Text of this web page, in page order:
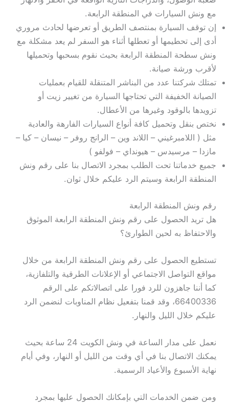
مع ونش السيارات في المنطقة الرابعة.
إن توقف السيارة بمنتصف الطريق أو تعرضها لحادث مروري
أدى إلى تحطيمها أو تعطلها أثناء هو السفر لم يعد مشكلة مع
ونش سطحة المنطقة الرابعة بحيث نقوم بسحبها وتحميلها
لأقرب ورشة صيانة.
تمتلك شركتنا عدد من البناشر المتنقلة للقيام بعمليات
الصيانة الخفيفة التي تحتاجها السيارة من تغيير زيت أو
تزويدها بالوقود وغيرها من الأعطال.
نختص بنقل وتحميل كافة أنواع السيارات الفارهة والعادية
مثل ( اللامبرغيني – اللاند وين – الرانج روفر – نيسان – كيا –
مازدا – مرسيدس – هيونداي – فولفو )
جميع خدماتنا تحت الطلب بمجرد الاتصال بنا على رقم ونش
المنطقة الرابعة وسيتم الرد عليكم خلال ثوان.
رقم ونش المنطقة الرابعة
هل تريد الحصول على رقم ونش المنطقة الرابعة الموثوق
والاحتفاظ به لحين الطوارئ؟
تستطيع الحصول على رقم ونش المنطقة الرابعة من خلال
مواقع التواصل الاجتماعي أو الإعلانات الطرقية والتلفازية،
كما أننا جاهزون للرد فورا على اتصالاتكم على الرقم
66400336، وقد قمنا بتفعيل نظام المناوبات لنضمن الرد
عليكم خلال الليل والنهار.
نعمل على مدار الساعة في ونش الكويت 24 ساعة بحيث
يمكنك الاتصال بنا في أي وقت من الليل أو النهار، وفي أيام
نهاية الأسبوع والأعياد الرسمية.
ومن ضمن الخدمات التي بإمكانك الحصول عليها بمجرد